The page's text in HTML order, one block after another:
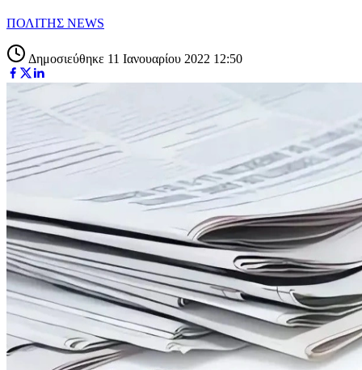
ΠΟΛΙΤΗΣ NEWS
Δημοσιεύθηκε 11 Ιανουαρίου 2022 12:50